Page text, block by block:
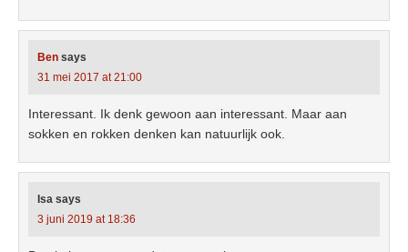
Ben says
31 mei 2017 at 21:00
Interessant. Ik denk gewoon aan interessant. Maar aan
sokken en rokken denken kan natuurlijk ook.
Isa says
3 juni 2019 at 18:36